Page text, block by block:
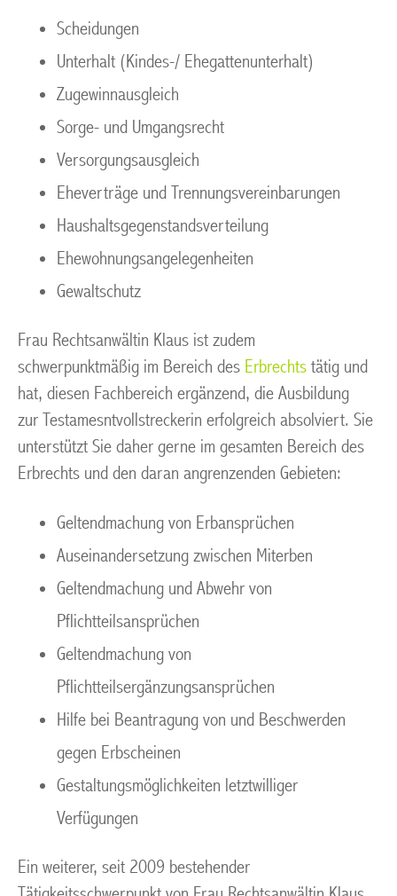
Scheidungen
Unterhalt (Kindes-/ Ehegattenunterhalt)
Zugewinnausgleich
Sorge- und Umgangsrecht
Versorgungsausgleich
Eheverträge und Trennungsvereinbarungen
Haushaltsgegenstandsverteilung
Ehewohnungsangelegenheiten
Gewaltschutz
Frau Rechtsanwältin Klaus ist zudem
schwerpunktmäßig im Bereich des Erbrechts tätig und
hat, diesen Fachbereich ergänzend, die Ausbildung
zur Testamesntvollstreckerin erfolgreich absolviert. Sie
unterstützt Sie daher gerne im gesamten Bereich des
Erbrechts und den daran angrenzenden Gebieten:
Geltendmachung von Erbansprüchen
Auseinandersetzung zwischen Miterben
Geltendmachung und Abwehr von
Pflichtteilsansprüchen
Geltendmachung von
Pflichtteilsergänzungsansprüchen
Hilfe bei Beantragung von und Beschwerden
gegen Erbscheinen
Gestaltungsmöglichkeiten letztwilliger
Verfügungen
Ein weiterer, seit 2009 bestehender